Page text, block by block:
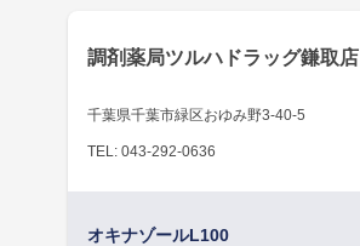
調剤薬局ツルハドラッグ鎌取店
千葉県千葉市緑区おゆみ野3-40-5
TEL: 043-292-0636
オキナゾールL100